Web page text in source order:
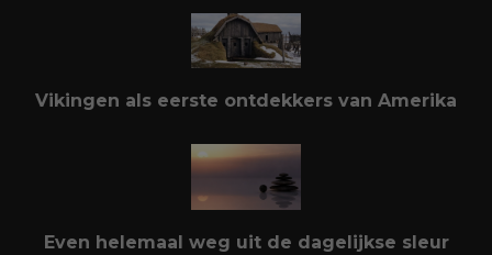
Vikingen als eerste ontdekkers van Amerika
Even helemaal weg uit de dagelijkse sleur